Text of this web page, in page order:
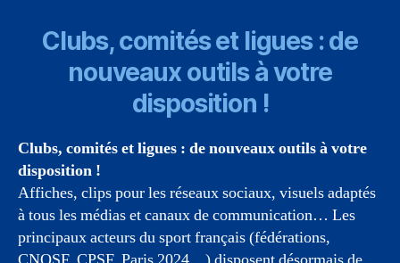
Clubs, comités et ligues : de
nouveaux outils à votre
disposition !
Clubs, comités et ligues : de nouveaux outils à votre
disposition !
Affiches, clips pour les réseaux sociaux, visuels adaptés
à tous les médias et canaux de communication… Les
principaux acteurs du sport français (fédérations,